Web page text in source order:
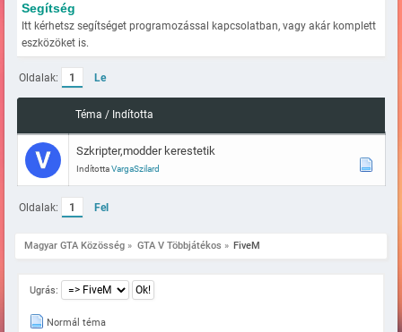
Segítség
Itt kérhetsz segítséget programozással kapcsolatban, vagy akár komplett
eszközöket is.
Oldalak: 1 Le
Téma / Indította
Szkripter,modder kerestetik
IndítottaVargaSzilard
Oldalak: 1 Fel
Magyar GTA Közösség » GTA V Többjátékos » FiveM
Ugrás:
Normál téma